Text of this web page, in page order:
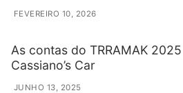
FEVEREIRO 10, 2026
As contas do TRRAMAK
Cassiano’s Car
JUNHO 13, 2025